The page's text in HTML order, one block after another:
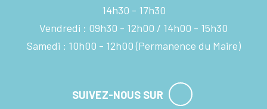
14h30 - 17h30
Vendredi : 09h30 - 12h00
14h00 - 15h30
Samedi : 10h00 - 12h00 (Permanence du Maire)
SUIVEZ-NOUS SUR